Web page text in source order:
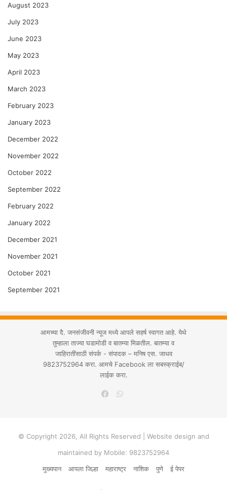
August 2023
July 2023
June 2023
May 2023
April 2023
March 2023
February 2023
January 2023
December 2022
November 2022
October 2022
September 2022
February 2022
January 2022
December 2021
November 2021
October 2021
September 2021
आमच्या दै. जनसंजीवनी न्यूज मध्ये आपले सहर्ष स्वागत आहे. येथे
तुम्हाला ताज्या घडामोडी व बातम्या मिळतील. बातम्या व
जाहिरातींसाठी संपर्क - संपादक – मनिष एस. जाधव
9823752964 करा. आमचे Facebook ला सबस्क्राईब/
लाईक करा.
WhatsApp
© Copyright 2026, All Rights Reserved | Website design and
maintained by Mobile: 9823752964
मुख्यपान
आपला जिल्हा महाराष्ट्र नाशिक पुणे ई पेपर